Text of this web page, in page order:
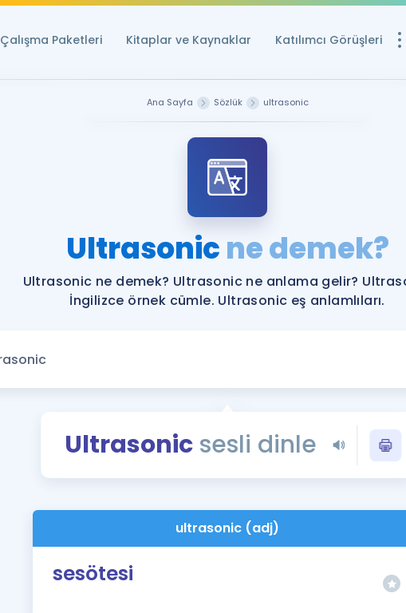
Çalışma Paketleri Kitaplar ve Kaynaklar Katılımcı Görüşleri
YDS ve YÖKDİL
YDS ve YÖKDİL'e
Tüm ÖSYM
YDS - YÖKDİL
İngilizce
Ana Sayfa Sözlük ultrasonic
Ultrasonicne demek?
Ultrasonic ne demek? Ultrasonic ne anlama gelir?
İngilizce örnek cümle. Ultrasonic eş anlamlıları.
Ultrasonic sesli dinle
ultrasonic (adj)
sesötesi